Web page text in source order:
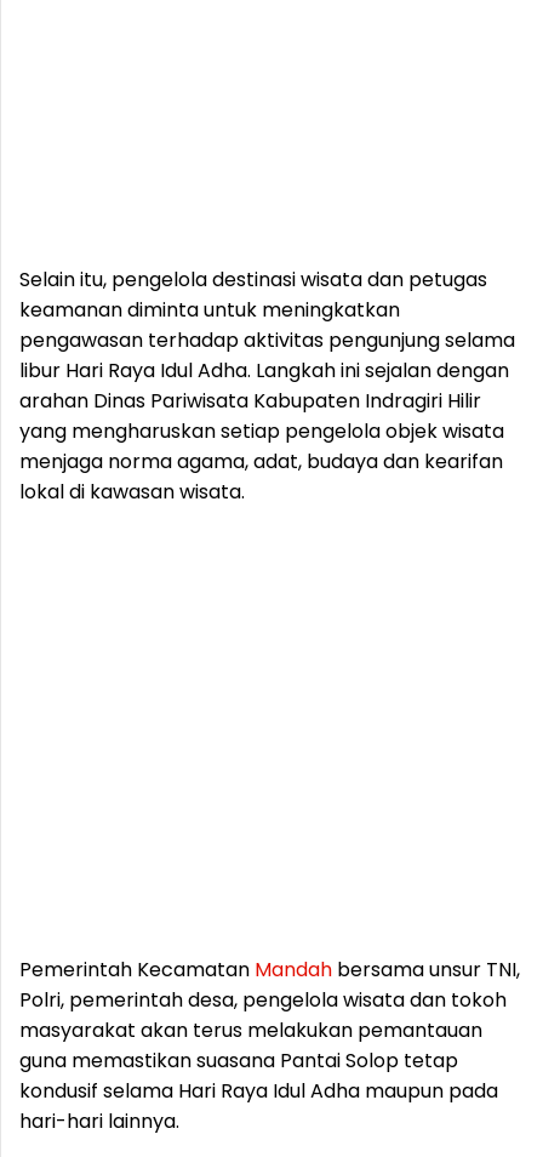
Selain itu, pengelola destinasi wisata dan petugas
keamanan diminta untuk meningkatkan
pengawasan terhadap aktivitas pengunjung selama
libur Hari Raya Idul Adha. Langkah ini sejalan dengan
arahan Dinas Pariwisata Kabupaten Indragiri Hilir
yang mengharuskan setiap pengelola objek wisata
menjaga norma agama, adat, budaya dan kearifan
lokal di kawasan wisata.
Pemerintah Kecamatan Mandah bersama unsur TNI,
Polri, pemerintah desa, pengelola wisata dan tokoh
masyarakat akan terus melakukan pemantauan
guna memastikan suasana Pantai Solop tetap
kondusif selama Hari Raya Idul Adha maupun pada
hari-hari lainnya.